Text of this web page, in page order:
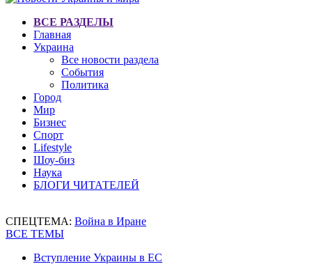
ВСЕ РАЗДЕЛЫ
Главная
Украина
Все новости раздела
События
Политика
Город
Мир
Бизнес
Спорт
Lifestyle
Шоу-биз
Наука
БЛОГИ ЧИТАТЕЛЕЙ
СПЕЦТЕМА: Война в Иране
ВСЕ ТЕМЫ
Вступление Украины в ЕС